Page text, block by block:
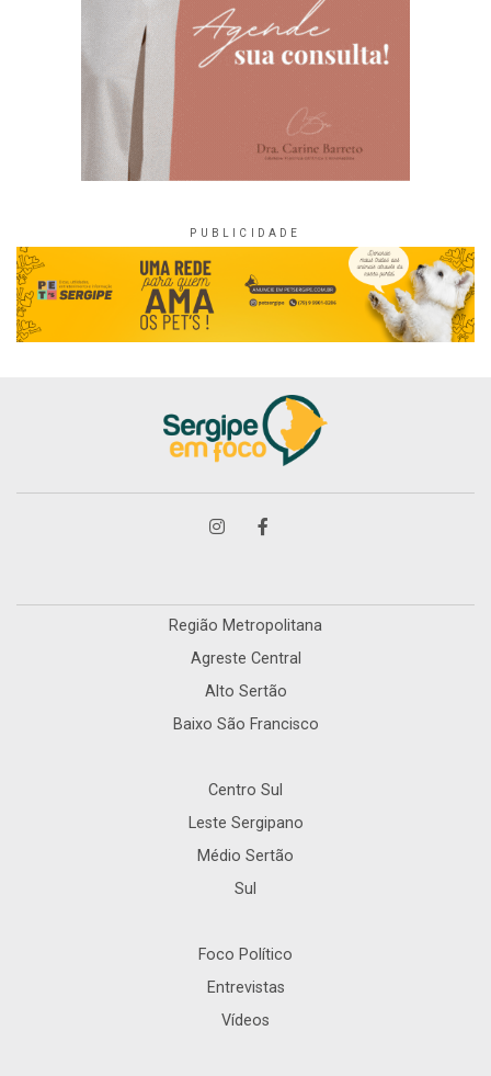
Região Metropolitana
Agreste Central
Alto Sertão
Baixo São Francisco
Centro Sul
Leste Sergipano
Médio Sertão
Sul
Foco Político
Entrevistas
Vídeos